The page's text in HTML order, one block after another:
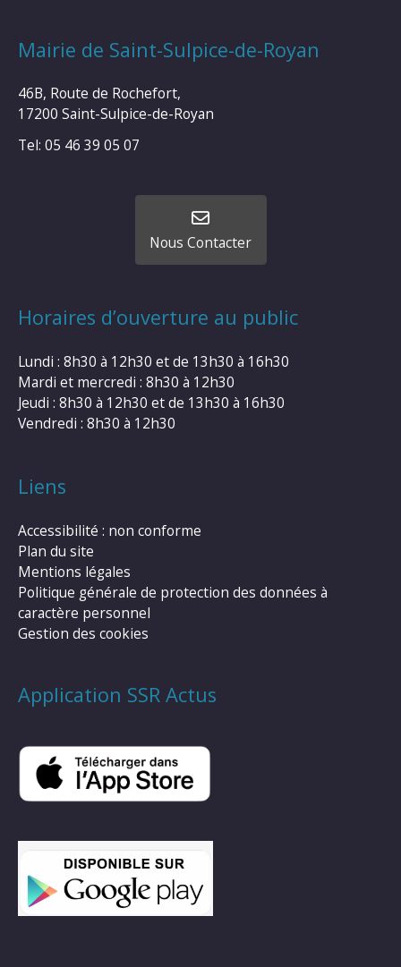
Mairie de Saint-Sulpice-de-Royan
46B, Route de Rochefort,
17200 Saint-Sulpice-de-Royan
Tel: 05 46 39 05 07
Nous Contacter
Horaires d’ouverture au public
Lundi : 8h30 à 12h30 et de 13h30 à 16h30
Mardi et mercredi : 8h30 à 12h30
Jeudi : 8h30 à 12h30 et de 13h30 à 16h30
Vendredi : 8h30 à 12h30
Liens
Accessibilité : non conforme
Plan du site
Mentions légales
Politique générale de protection des données à
caractère personnel
Gestion des cookies
Application SSR Actus